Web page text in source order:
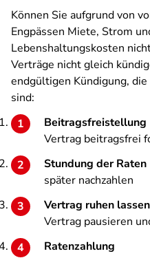
Können Sie aufgrund von
Engpässen Miete, Strom
Lebenshaltungskosten
Verträge nicht gleich
endgültigen Kündigung,
sind:
Beitragsfreistellung
Vertrag beitragsfrei
Stundung der Raten
später nachzahlen
Vertrag ruhen lassen
Vertrag pausieren
Ratenzahlung